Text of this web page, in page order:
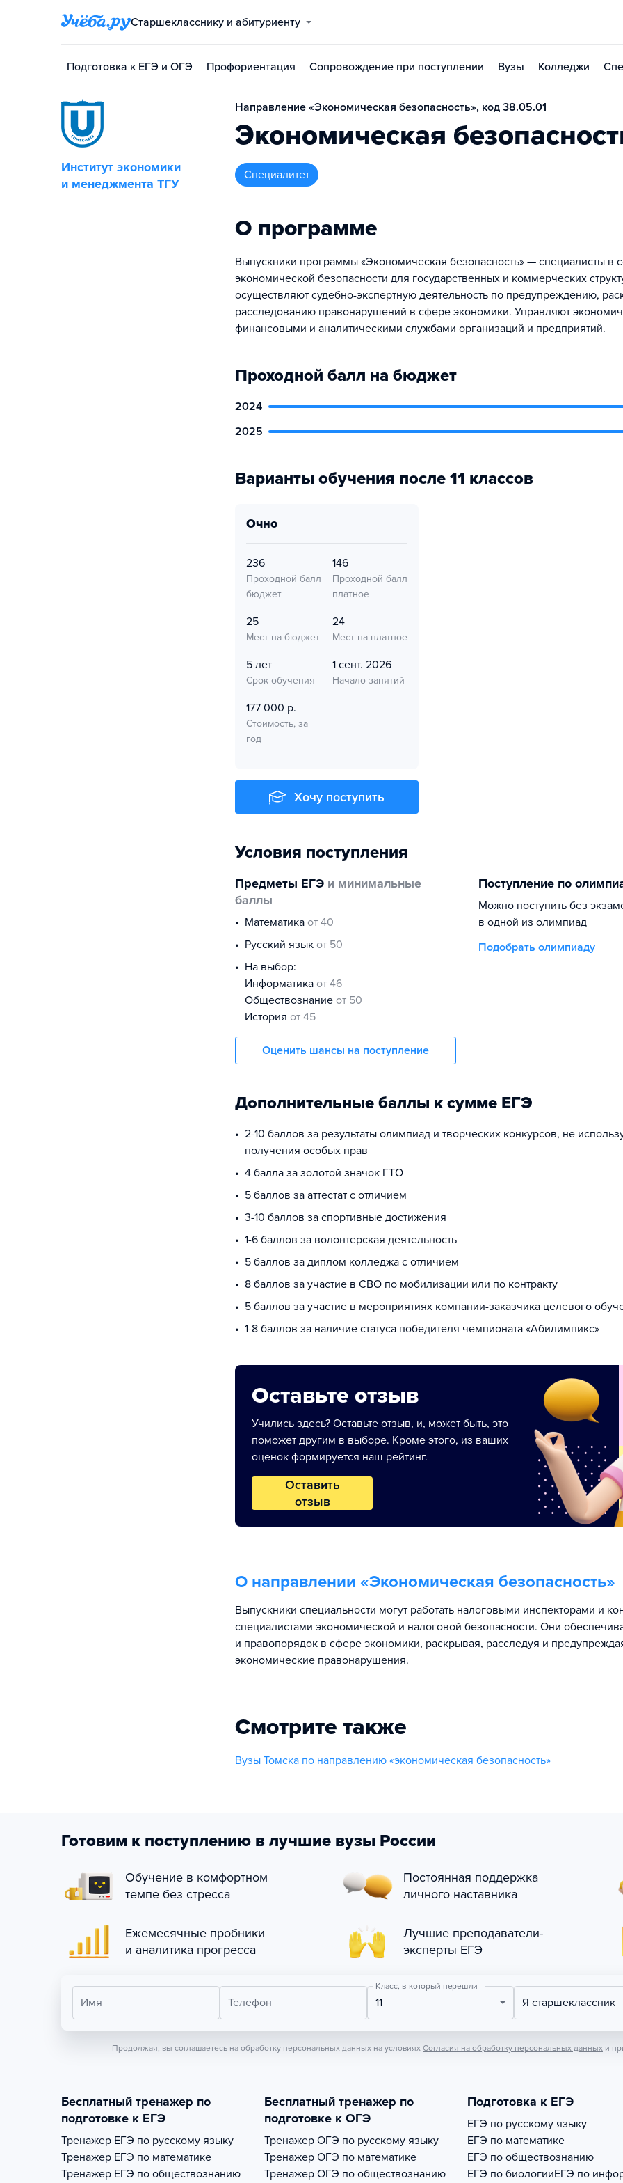
Старшекласснику и абитуриенту
Подготовка к ЕГЭ и ОГЭ Профориентация Сопровождение при поступлении Вузы Колледжи
Институт экономики
и менеджмента ТГУ
Направление «Экономическая безопасность», код 38.05.01
Экономическая
специалитет
О программе
Выпускники программы «Экономическая безопасность» — специалисты в
экономической безопасности для государственных и коммерческих
осуществляют судебно-экспертную деятельность по предупреждению,
расследованию правонарушений в сфере экономики. Управляют
финансовыми и аналитическими службами организаций и предприятий.
Проходной балл на бюджет
2024
2025
Варианты обучения после 11 классов
очно
236
Проходной балл
бюджет
146
Проходной балл
платное
25
Мест на бюджет
24
Мест на платное
5 лет
Срок обучения
1 сент. 2026
Начало занятий
177 000 р.
Стоимость, за
год
Хочу поступить
Условия поступления
Предметы ЕГЭ и минимальные
баллы
математика от 40
русский язык от 50
На выбор:
информатика от 46
обществознание от 50
история от 45
Оценить шансы на поступление
Поступление по
Можно поступить без
в одной из олимпиад
Подобрать олимпиаду
Дополнительные баллы к сумме ЕГЭ
2-10 баллов за результаты олимпиад и творческих конкурсов, не
получения особых прав
4 балла за золотой значок ГТО
5 баллов за аттестат с отличием
3-10 баллов за спортивные достижения
1-6 баллов за волонтерская деятельность
5 баллов за диплом колледжа с отличием
8 баллов за участие в СВО по мобилизации или по контракту
5 баллов за участие в мероприятиях компании-заказчика целевого
1-8 баллов за наличие статуса победителя чемпионата «Абилимпикс»
Оставьте отзыв
Учились здесь? Оставьте отзыв, и, может быть, это
поможет другим в выборе. Кроме этого, из ваших
оценок формируется наш рейтинг.
Оставить
отзыв
О направлении «Экономическая безопасность»
Выпускники специальности могут работать налоговыми инспекторами и
специалистами экономической и налоговой безопасности. Они
и правопорядок в сфере экономики, раскрывая, расследуя и
экономические правонарушения.
Смотрите также
Вузы Томска по направлению «экономическая безопасность»
Готовим к поступлению в лучшие вузы России
Обучение в комфортном
темпе без стресса
Постоянная поддержка
личного наставника
Ежемесячные пробники
и аналитика прогресса
Лучшие преподаватели-
эксперты ЕГЭ
Имя Телефон
Класс, в который перешли
11 Я старшеклассник
Продолжая, вы соглашаетесь на обработку персональных данных на условиях Согласия на обработку персональных данных и
Бесплатный тренажер по
подготовке к ЕГЭ
Тренажер ЕГЭ по русскому языку
Тренажер ЕГЭ по математике
Тренажер ЕГЭ по обществознанию
Бесплатный тренажер по
подготовке к ОГЭ
Тренажер ОГЭ по русскому языку
Тренажер ОГЭ по математике
Тренажер ОГЭ по обществознанию
Подготовка к ЕГЭ
ЕГЭ по русскому языку
ЕГЭ по математике
ЕГЭ по обществознанию
ЕГЭ по биологииЕГЭ по